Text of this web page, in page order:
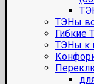
ТЭНы
Гибкие
ТЭНы к